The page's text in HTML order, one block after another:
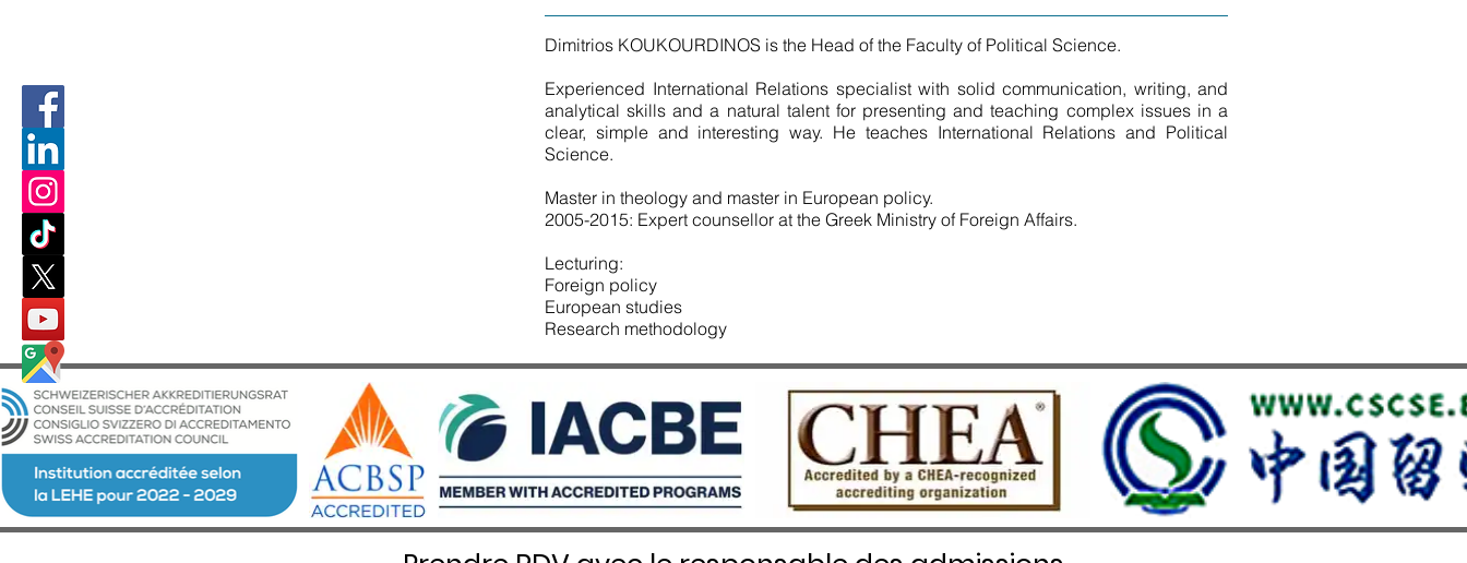
Dimitrios KOUKOURDINOS is the Head of the Faculty of Political Science.
Experienced International Relations specialist with solid communication, writing, and
analytical skills and a natural talent for presenting and teaching complex issues in a
clear, simple and interesting way. He teaches International Relations and Political
Science.
Master in theology and master in European policy.
2005-2015: Expert counsellor at the Greek Ministry of Foreign Affairs.
Lecturing:
Foreign policy
European studies
Research methodology